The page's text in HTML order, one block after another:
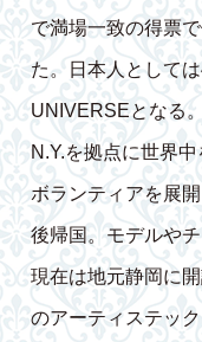
で満場一致の得票
た。日本人として
UNIVERSEとなる
N.Y.を拠点に世界
ボランティアを展
後帰国。モデルや
現在は地元静岡に
のアーティステッ